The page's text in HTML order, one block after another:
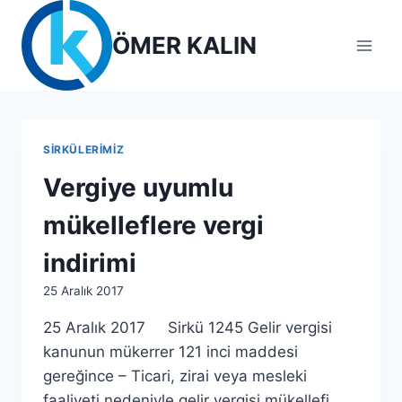
content
ÖMER KALIN
SIRKÜLERIMIZ
Vergiye uyumlu
mükelleflere vergi
indirimi
By
25 Aralık 2017
25 Aralık 2017 Sirkü 1245 Gelir vergisi
kanunun mükerrer 121 inci maddesi
gereğince – Ticari, zirai veya mesleki